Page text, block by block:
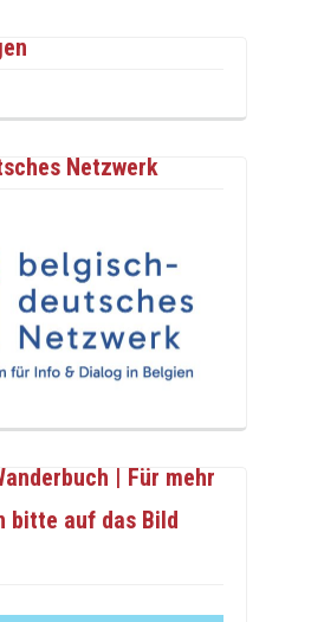
Netzwerk
| Für mehr
bitte auf das Bild